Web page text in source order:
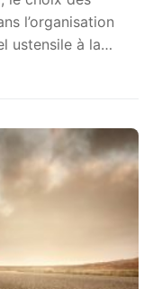
l’organisation
ustensile à la…